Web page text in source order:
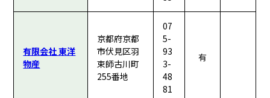
有限会社 東洋
物産
京都府京都
市伏見区羽
束師古川町
255番地
07
5-
93
3-
48
81
有